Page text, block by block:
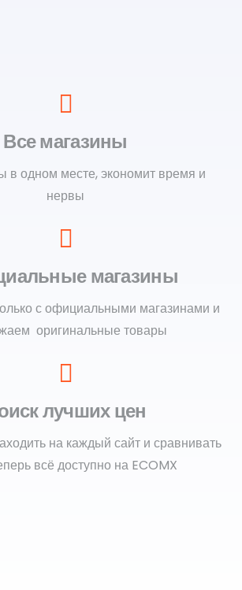
Все магазины
в одном месте, экономит время и
нервы
магазины
с официальными магазинами и
оригинальные товары
лучших цен
на каждый сайт и сравнивать
всё доступно на ECOMX